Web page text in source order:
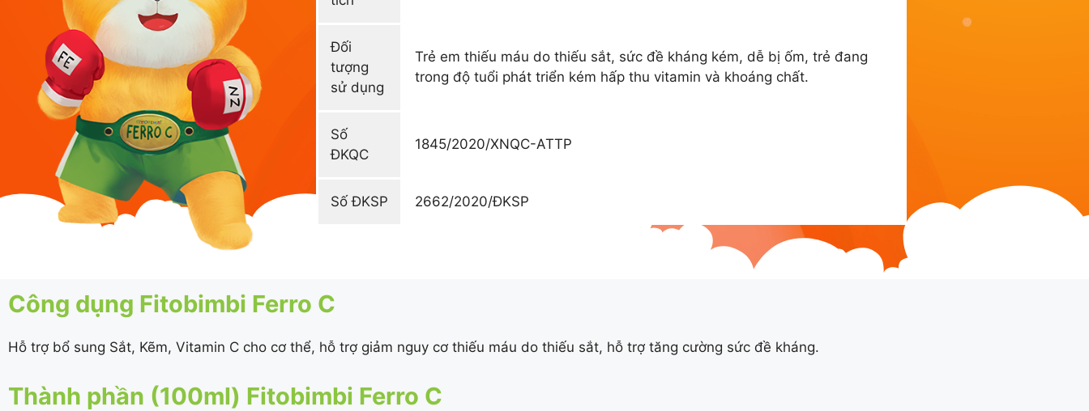
Đối
tượng
sử dụng
Trẻ em thiếu máu do thiếu sắt, sức đề kháng kém, dễ bị ốm, trẻ đang
trong độ tuổi phát triển kém hấp thu vitamin và khoáng chất.
Số
ĐKQC
1845/2020/XNQC-ATTP
Số ĐKSP 2662/2020/ĐKSP
Công dụng Fitobimbi Ferro C
Hỗ trợ bổ sung Sắt, Kẽm, Vitamin C cho cơ thể, hỗ trợ giảm nguy cơ thiếu máu do thiếu sắt, hỗ trợ tăng cường sức đề kháng.
Thành phần (100ml) Fitobimbi Ferro C